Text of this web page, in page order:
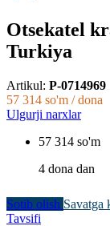
Otsekatel
Turkiya
Artikul: P-0714969
57 314 so'm / dona
Ulgurji narxlar
57 314 so'm
4 dona dan
Sotib olish Savatga
Tavsifi